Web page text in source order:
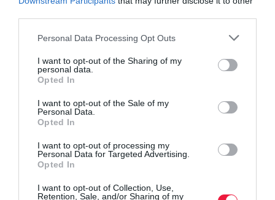
Please note that this website/app uses one or more Google
not limited to your visit or usage behaviour. You may click to
grant or deny consent to Google and its third-party tags to
use your data for below specified purposes in below Google
consent section.
Personal Data Processing Opt Outs
I want to opt-out of the Sharing of my
personal data.
Opted In
I want to opt-out of the Sale of my
Personal Data.
Opted In
I want to opt-out of processing my
Personal Data for Targeted Advertising.
Opted In
I want to opt-out of Collection, Use,
Retention, Sale, and/or Sharing of my